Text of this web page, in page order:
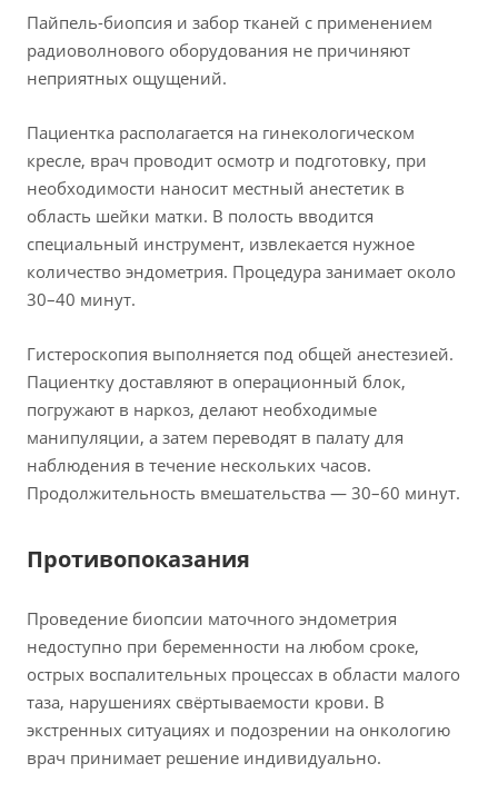
Пайпель-биопсия и забор тканей с применением
радиоволнового оборудования не причиняют
неприятных ощущений.
Пациентка располагается на гинекологическом
кресле, врач проводит осмотр и подготовку, при
необходимости наносит местный анестетик в
область шейки матки. В полость вводится
специальный инструмент, извлекается нужное
количество эндометрия. Процедура занимает около
30–40 минут.
Гистероскопия выполняется под общей анестезией.
Пациентку доставляют в операционный блок,
погружают в наркоз, делают необходимые
манипуляции, а затем переводят в палату для
наблюдения в течение нескольких часов.
Продолжительность вмешательства — 30–60 минут.
Противопоказания
Проведение биопсии маточного эндометрия
недоступно при беременности на любом сроке,
острых воспалительных процессах в области малого
таза, нарушениях свёртываемости крови. В
экстренных ситуациях и подозрении на онкологию
врач принимает решение индивидуально.